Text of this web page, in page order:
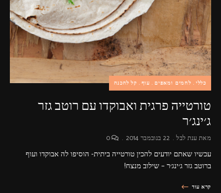
כללי לחמים ומאפים עוף קל להכנה
טורטייה פרגית ואבוקדו עם רוטב גזר
ג׳ינג׳ר
מאתענת לבל 22 בנובמבר 2014 0
עכשיו שאתם יודעים להכין טורטייה ביתית- הוסיפו לה אבוקדו ועוף
ברוטב גזר ג׳ינג׳ר – שילוב מנצח!
קרא עוד